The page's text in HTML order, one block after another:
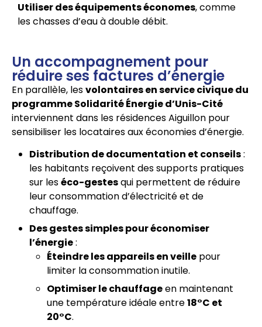
Utiliser des équipements économes, comme
les chasses d’eau à double débit.
Un accompagnement pour
réduire ses factures d’énergie
En parallèle, lesvolontaires en service civique du
programme Solidarité Énergie d’Unis-Cité
interviennent dans les résidences Aiguillon pour
sensibiliser les locataires aux économies d’énergie.
Distribution de documentation et conseils:
les habitants reçoivent des supports pratiques
sur leséco-gestesqui permettent de réduire
leur consommation d’électricité et de
chauffage.
Des gestes simples pour économiser
l’énergie:
Éteindre les appareils en veille pour
limiter la consommation inutile.
Optimiser le chauffageen maintenant
une température idéale entre18°C et
20°C.